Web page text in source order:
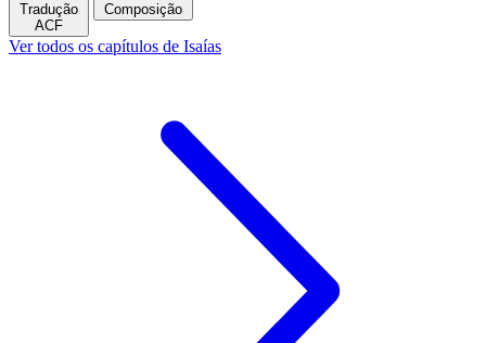
Tradução
ACF
Composição
Ver todos os capítulos de Isaías